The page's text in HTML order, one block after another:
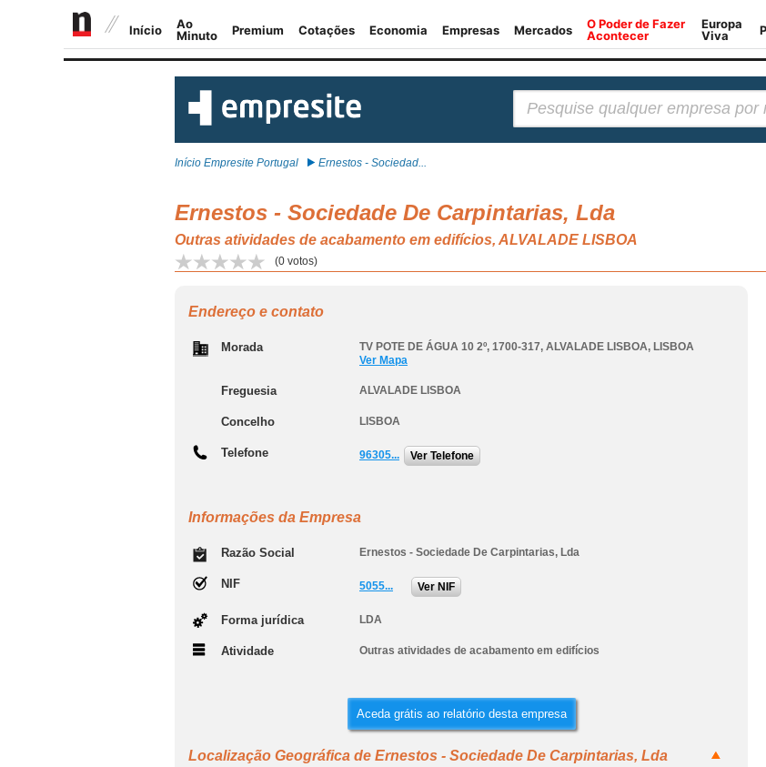
Início Empresite Portugal Ernestos - Sociedad...
Ernestos - Sociedade De Carpintarias, Lda
Outras atividades de acabamento em edifícios, ALVALADE LISBOA
(0 votos)
Endereço e contato
Morada TV POTE DE ÁGUA 10 2º, 1700-317, ALVALADE LISBOA, LISBOA
Ver Mapa
Freguesia ALVALADE LISBOA
Concelho LISBOA
Telefone 96305... Ver Telefone
Informações da Empresa
Razão Social Ernestos - Sociedade De Carpintarias, Lda
NIF 5055... Ver NIF
Forma jurídica LDA
Atividade Outras atividades de acabamento em edifícios
Aceda grátis ao relatório desta empresa
Localização Geográfica de Ernestos - Sociedade De Carpintarias, Lda